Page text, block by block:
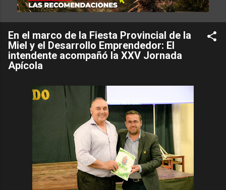
En el marco de la Fiesta Provincial de la
Miel y el Desarrollo Emprendedor: El
intendente acompañó la XXV Jornada
Apícola